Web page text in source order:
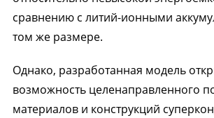
сравнению с литий-ионными
том же размере.
Однако, разработанная модель
возможность целенаправленного
материалов и конструкций